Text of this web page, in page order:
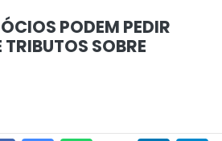
PODEM PEDIR
SOBRE